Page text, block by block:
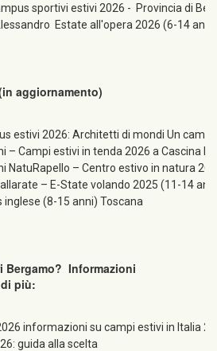
sportivi estivi 2026 - Provincia di
Estate all'opera 2026 (6-14
aggiornamento)
estivi 2026: Architetti di mondi Un
– Campi estivi in tenda 2026 a Cascina
NatuRapello – Centro estivo in natura
– E-State volando 2025 (11-14
(8-15 anni) Toscana
Bergamo? Informazioni
più:
informazioni su campi estivi in Italia
guida alla scelta